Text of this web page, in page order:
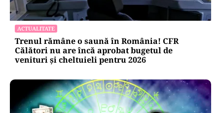
NECONVENTIONAL
FrikiPedia: răzbunarea electrocasnicelor.
Românii îl atacă pe Bolojan cu fierul de călcat
EXCLUSIV
EXCLUSIV